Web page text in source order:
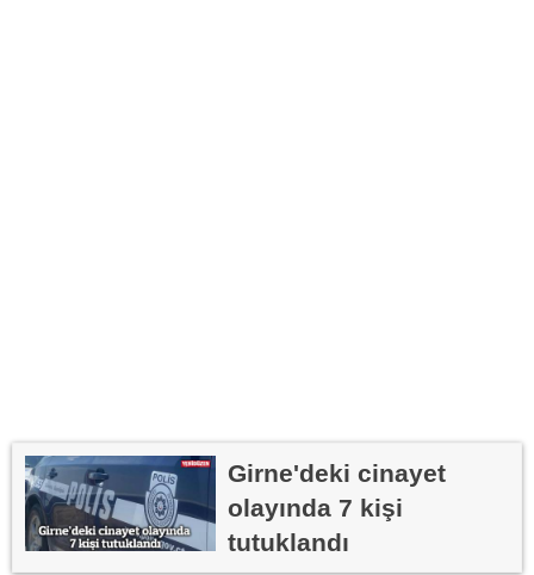
Girne'deki cinayet
olayında 7 kişi
tutuklandı